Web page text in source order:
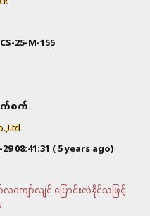
25-M-155
စက်
08:41:31 ( 5 years ago)
ျော်လျင် ပြောင်းလဲနိုင်သဖြင့်